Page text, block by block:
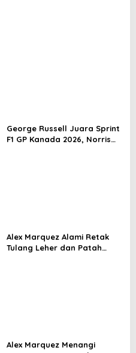
George Russell Juara Sprint
F1 GP Kanada 2026, Norris
Alex Marquez Alami Retak
Tulang Leher dan Patah
Alex Marquez Menangi